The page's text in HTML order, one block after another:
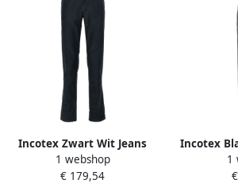
Incotex Zwart Wit Jeans
Herfst Winter 24 Blue Heren
1 webshop
€ 179,54
Incotex
1